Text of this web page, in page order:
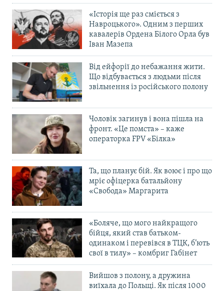
«Історія ще раз сміється з
Навроцького». Одним з перших
кавалерів Ордена Білого Орла був
Іван Мазепа
Від ейфорії до небажання жити.
Що відбувається з людьми після
звільнення із російського полону
Чоловік загинув і вона пішла на
фронт. «Це помста» – каже
операторка FPV «Білка»
Та, що планує бій. Як воює і про що
мріє офіцерка батальйону
«Свобода» Маргарита
«Боляче, що мого найкращого
бійця, який став батьком-
одинаком і перевівся в ТЦК, б’ють
свої в тилу» – комбриг Габінет
Вийшов з полону, а дружина
виїхала до Польщі. Як після 1000